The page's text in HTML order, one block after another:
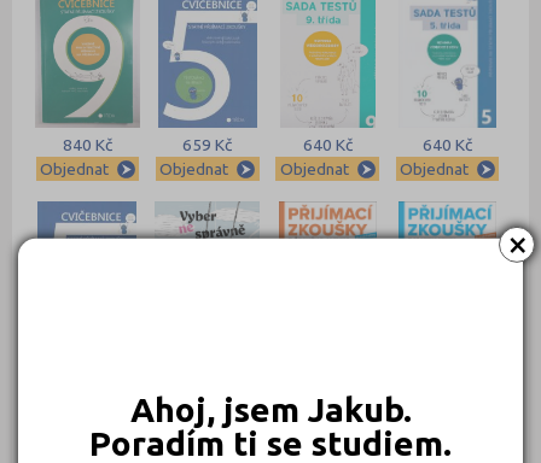
×
Ahoj, jsem Jakub.
Poradím ti se studiem.
840 Kč
Objednat
659 Kč
Objednat
640 Kč
Objednat
640 Kč
Objednat